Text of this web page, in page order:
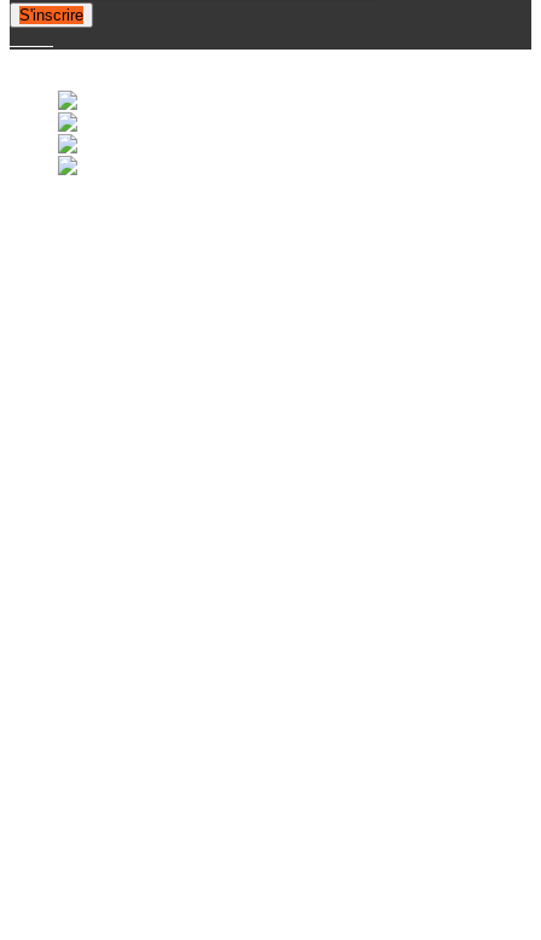
S'inscrire